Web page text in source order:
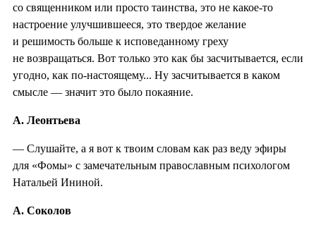
со священником или просто таинства, это не какое-то
настроение улучшившееся, это твердое желание
и решимость больше к исповеданному греху
не возвращаться. Вот только это как бы засчитывается, если
угодно, как по-настоящему... Ну засчитывается в каком
смысле — значит это было покаяние.
А. Леонтьева
— Слушайте, а я вот к твоим словам как раз веду эфиры
для «Фомы» с замечательным православным психологом
Натальей Ининой.
А. Соколов